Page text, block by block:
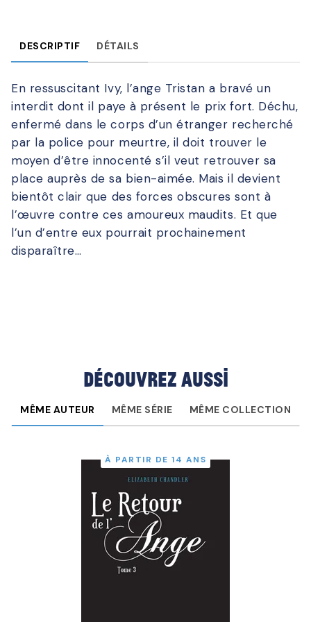
DESCRIPTIF DÉTAILS
En ressuscitant Ivy, l’ange Tristan a bravé un
interdit dont il paye à présent le prix fort. Déchu,
enfermé dans le corps d’un étranger recherché
par la police pour meurtre, il doit trouver le
moyen d’être innocenté s’il veut retrouver sa
place auprès de sa bien-aimée. Mais il devient
bientôt clair que des forces obscures sont à
l’œuvre contre ces amoureux maudits. Et que
l’un d’entre eux pourrait prochainement
disparaître…
Découvrez aussi
MÊME AUTEUR MÊME SÉRIE MÊME COLLECTION
À PARTIR DE 14 ANS